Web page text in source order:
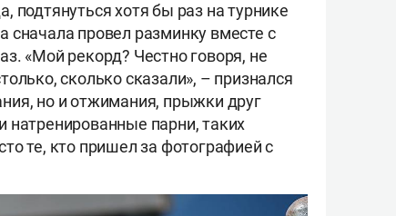
подтянуться хотя бы раз на турнике
провел разминку вместе с
«Мой рекорд? Честно говоря, не
сколько сказали», – признался
но и отжимания, прыжки друг
натренированные парни, таких
те, кто пришел за фотографией с